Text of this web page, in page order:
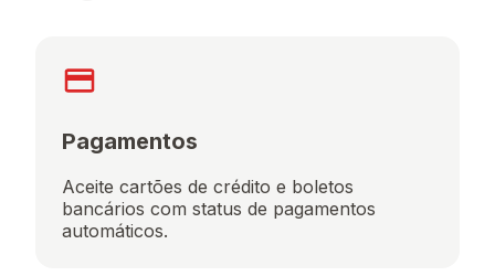
Pagamentos
Aceite cartões de crédito e boletos
bancários com status de pagamentos
automáticos.